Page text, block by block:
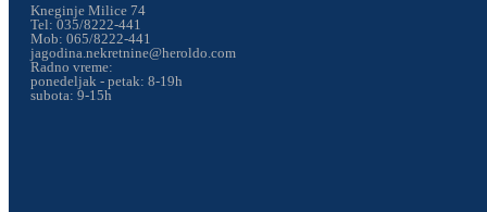
Kneginje Milice 74
Tel: 035/8222-441
Mob: 065/8222-441
jagodina.nekretnine@heroldo.com
Radno vreme:
ponedeljak - petak: 8-19h
subota: 9-15h